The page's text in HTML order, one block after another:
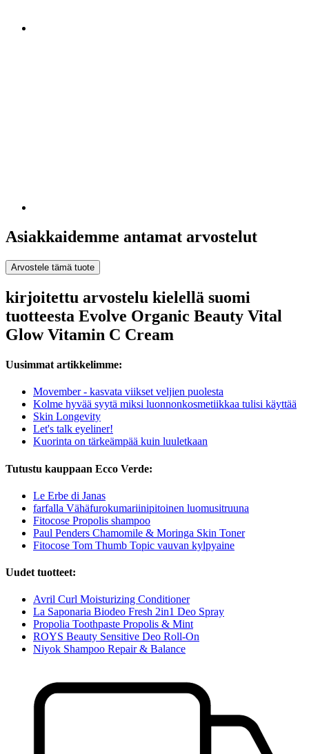
Asiakkaidemme antamat arvostelut
Arvostele tämä tuote
kirjoitettu arvostelu kielellä suomi
tuotteesta Evolve Organic Beauty Vital
Glow Vitamin C Cream
Uusimmat artikkelimme:
Movember - kasvata viikset veljien puolesta
Kolme hyvää syytä miksi luonnonkosmetiikkaa tulisi käyttää
Skin Longevity
Let's talk eyeliner!
Kuorinta on tärkeämpää kuin luuletkaan
Tutustu kauppaan Ecco Verde:
Le Erbe di Janas
farfalla Vähäfurokumariinipitoinen luomusitruuna
Fitocose Propolis shampoo
Paul Penders Chamomile & Moringa Skin Toner
Fitocose Tom Thumb Topic vauvan kylpyaine
Uudet tuotteet:
Avril Curl Moisturizing Conditioner
La Saponaria Biodeo Fresh 2in1 Deo Spray
Propolia Toothpaste Propolis & Mint
ROYS Beauty Sensitive Deo Roll-On
Niyok Shampoo Repair & Balance